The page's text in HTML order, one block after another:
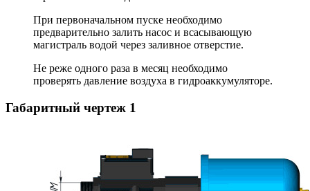
При первоначальном пуске необходимо
предварительно залить насос и всасывающую
магистраль водой через заливное отверстие.
Не реже одного раза в месяц необходимо
проверять давление воздуха в гидроаккумуляторе.
Габаритный чертеж 1